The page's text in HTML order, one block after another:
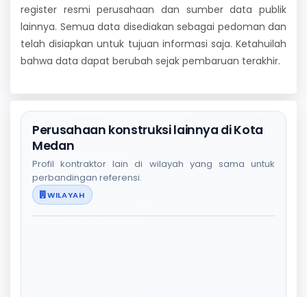
register resmi perusahaan dan sumber data publik
lainnya. Semua data disediakan sebagai pedoman dan
telah disiapkan untuk tujuan informasi saja. Ketahuilah
bahwa data dapat berubah sejak pembaruan terakhir.
Perusahaan konstruksi lainnya di Kota
Medan
Profil kontraktor lain di wilayah yang sama untuk
perbandingan referensi.
WILAYAH